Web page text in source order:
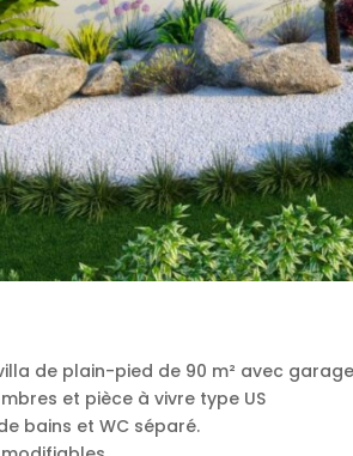
de plain-pied de 90 m² avec garage
et pièce à vivre type US
bains et WC séparé.